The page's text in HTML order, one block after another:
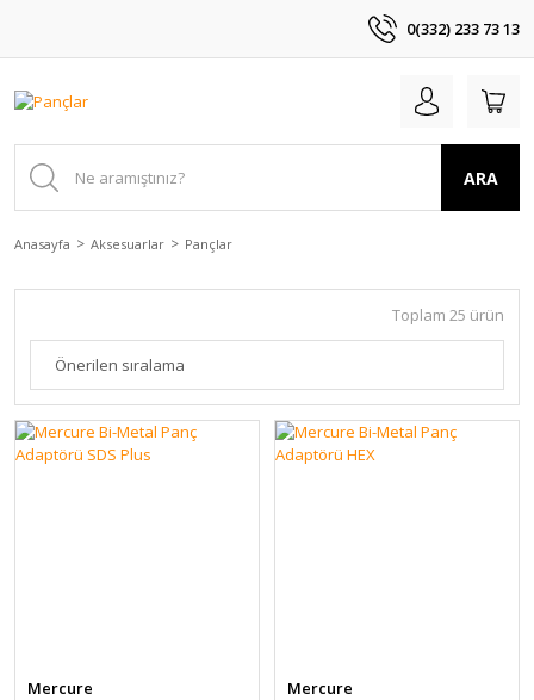
0(332) 233 73 13
ARA
Anasayfa Aksesuarlar Pançlar
Toplam 25 ürün
Mercure
Mercure